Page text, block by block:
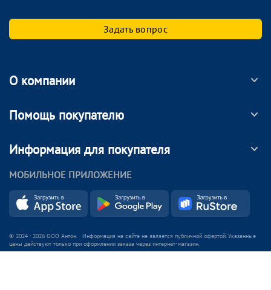
Задать вопрос
О компании
Помощь покупателю
Информация для покупателя
МОБИЛЬНОЕ ПРИЛОЖЕНИЕ
© 2024 - 2026 ООО Антон. Информация на сайте не является публичной офертой. Указанные
цены действуют только при оформлении заказа через интернет-магазин.